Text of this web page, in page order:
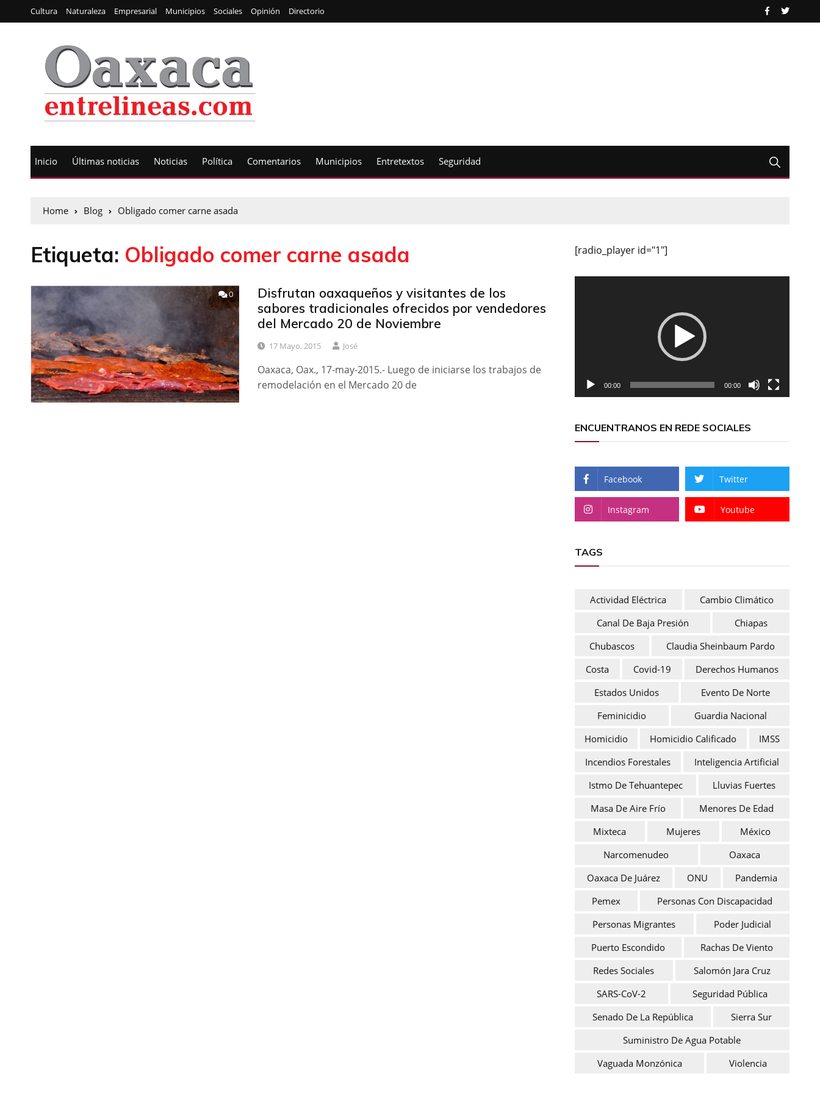
Cultura Naturaleza Empresarial Municipios Sociales Opinión Directorio
Inicio Últimas noticias Noticias Política Comentarios Municipios Entretextos Seguridad
Home Blog Obligado comer carne asada
Etiqueta: Obligado comer carne asada
0
Disfrutan oaxaqueños y visitantes de los
sabores tradicionales ofrecidos por vendedores
del Mercado 20 de Noviembre
17 Mayo, 2015 José
Oaxaca, Oax., 17-may-2015.- Luego de iniciarse los trabajos de
remodelación en el Mercado 20 de
[radio_player id="1"]
00:00 00:00
ENCUENTRANOS EN REDE SOCIALES
Facebook Twitter
Instagram Youtube
TAGS
Actividad Eléctrica
Cambio Climático
Canal De Baja Presión
Chiapas
Chubascos
Claudia Sheinbaum Pardo
Costa
Covid-19
Derechos Humanos
Estados Unidos
Evento De Norte
Feminicidio
Guardia Nacional
Homicidio
Homicidio Calificado
IMSS
Incendios Forestales
Inteligencia Artificial
Istmo De Tehuantepec
Lluvias Fuertes
Masa De Aire Frío
Menores De Edad
Mixteca
Mujeres
México
Narcomenudeo
Oaxaca
Oaxaca De Juárez
ONU
Pandemia
Pemex
Personas Con Discapacidad
Personas Migrantes
Poder Judicial
Puerto Escondido
Rachas De Viento
Redes Sociales
Salomón Jara Cruz
SARS-CoV-2
Seguridad Pública
Senado De La República
Sierra Sur
Suministro De Agua Potable
Vaguada Monzónica
Violencia